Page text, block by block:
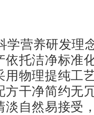
学营养研发理
依托洁净标准
用物理提纯工
方干净简约无
淡自然易接受